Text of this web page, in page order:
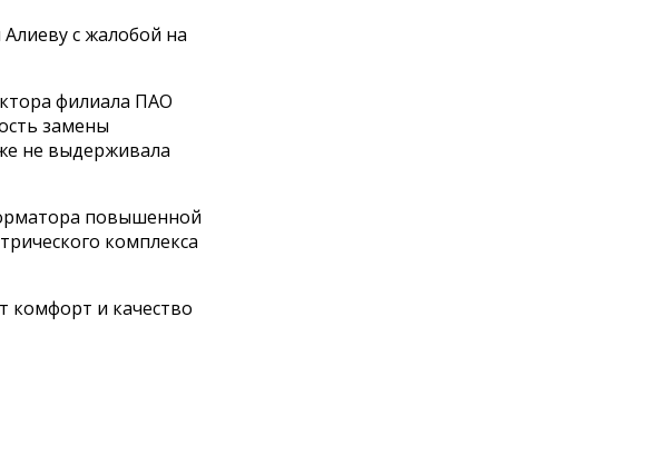
с жалобой на
филиала ПАО
замены
не выдерживала
повышенной
комплекса
комфорт и качество